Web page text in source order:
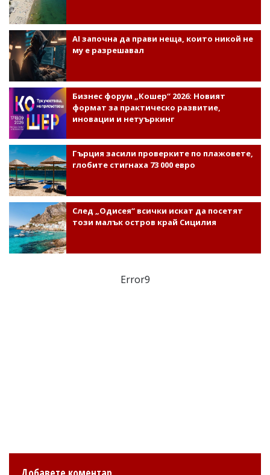
AI започна да прави неща, които никой не
му е разрешавал
Бизнес форум „Кошер“ 2026: Новият
формат за практическо развитие,
иновации и нетуъркинг
Гърция засили проверките по плажовете,
глобите стигнаха 73 000 евро
След „Одисея“ всички искат да посетят
този малък остров край Сицилия
Error9